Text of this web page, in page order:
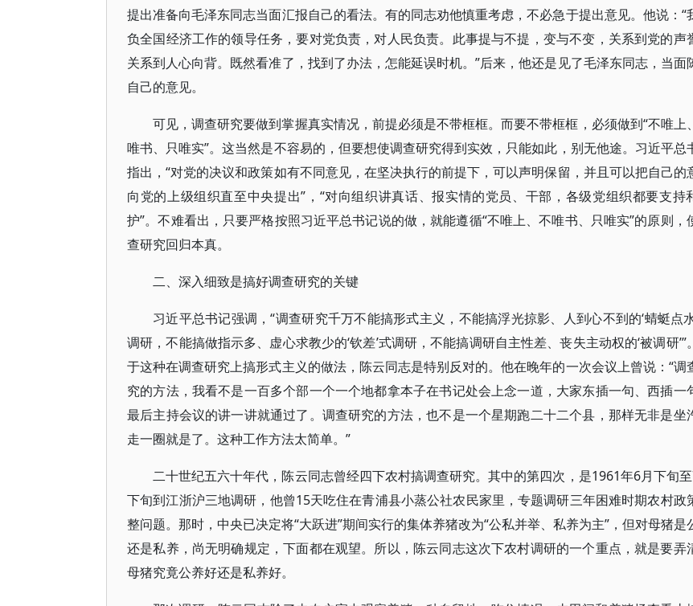
提出准备向毛泽东同志当面汇报自己的看法。有的同志劝他慎重考虑，不必急于提出意见。他说：“
负全国经济工作的领导任务，要对党负责，对人民负责。此事提与不提，变与不变，关系到党的声
关系到人心向背。既然看准了，找到了办法，怎能延误时机。”后来，他还是见了毛泽东同志，当面
自己的意见。
可见，调查研究要做到掌握真实情况，前提必须是不带框框。而要不带框框，必须做到“不唯上
唯书、只唯实”。这当然是不容易的，但要想使调查研究得到实效，只能如此，别无他途。习近平总
指出，“对党的决议和政策如有不同意见，在坚决执行的前提下，可以声明保留，并且可以把自己的
向党的上级组织直至中央提出”，“对向组织讲真话、报实情的党员、干部，各级党组织都要支持
护”。不难看出，只要严格按照习近平总书记说的做，就能遵循“不唯上、不唯书、只唯实”的原则，
查研究回归本真。
二、深入细致是搞好调查研究的关键
习近平总书记强调，“调查研究千万不能搞形式主义，不能搞浮光掠影、人到心不到的‘蜻蜓点
调研，不能搞做指示多、虚心求教少的‘钦差’式调研，不能搞调研自主性差、丧失主动权的‘被调研’”
于这种在调查研究上搞形式主义的做法，陈云同志是特别反对的。他在晚年的一次会议上曾说：“调
究的方法，我看不是一百多个部一个一个地都拿本子在书记处会上念一道，大家东插一句、西插一
最后主持会议的讲一讲就通过了。调查研究的方法，也不是一个星期跑二十二个县，那样无非是坐
走一圈就是了。这种工作方法太简单。”
二十世纪五六十年代，陈云同志曾经四下农村搞调查研究。其中的第四次，是1961年6月下旬
下旬到江浙沪三地调研，他曾15天吃住在青浦县小蒸公社农民家里，专题调研三年困难时期农村政
整问题。那时，中央已决定将“大跃进”期间实行的集体养猪改为“公私并举、私养为主”，但对母猪是
还是私养，尚无明确规定，下面都在观望。所以，陈云同志这次下农村调研的一个重点，就是要弄
母猪究竟公养好还是私养好。